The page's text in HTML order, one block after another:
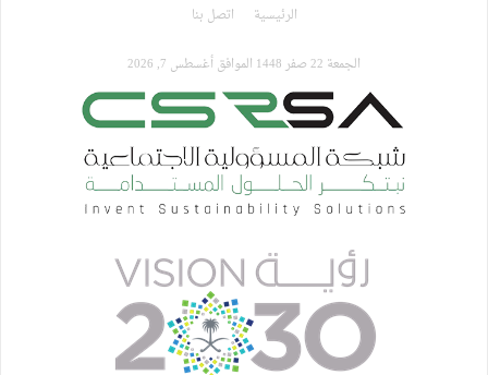
الرئيسية اتصل بنا
الجمعة 22 صفر 1448 الموافق أغسطس 7, 2026